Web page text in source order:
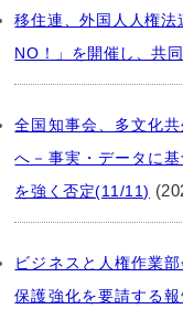
移住連、外国人人権法
NO！」を開催し、共
全国知事会、多文化
へ－事実・データに
を強く否定(11/11)
ビジネスと人権作業
保護強化を要請する